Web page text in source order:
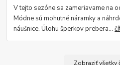
V tejto sezóne sa zameriavame na
Módne sú mohutné náramky a
náušnice. Úlohu šperkov prebera...
Zobraziť všetky